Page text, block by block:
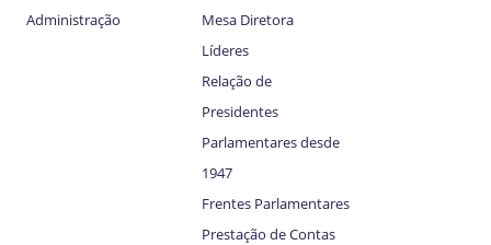
Administração
Mesa Diretora
Líderes
Relação de
Presidentes
Parlamentares desde
1947
Frentes Parlamentares
Prestação de Contas